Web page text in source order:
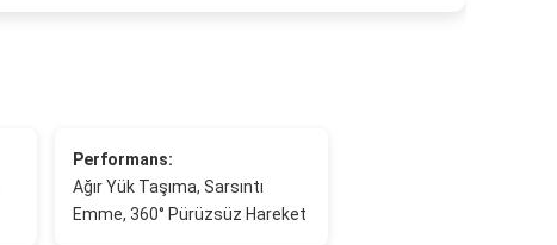
Performans:
Ağır Yük Taşıma, Sarsıntı
Emme, 360° Pürüzsüz Hareket